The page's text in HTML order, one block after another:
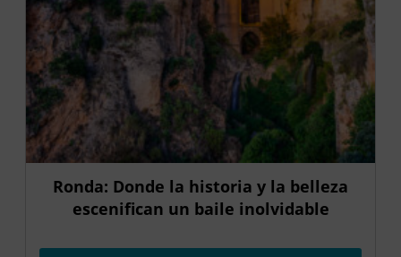
Ronda: Donde la historia y la belleza
escenifican un baile inolvidable